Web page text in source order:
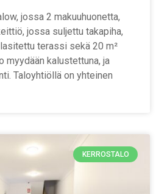
jossa 2 makuuhuonetta,
jossa suljettu takapiha,
terassi sekä 20 m²
myydään kalustettuna, ja
Taloyhtiöllä on yhteinen
KERROSTALO